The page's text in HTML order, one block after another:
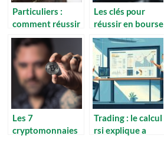
Particuliers :
comment réussir
ses placements
boursiers ?
Les clés pour
réussir en bourse
et devenir un
investisseur
aguerri
Les 7
cryptomonnaies
Trading : le calcul
rsi explique a